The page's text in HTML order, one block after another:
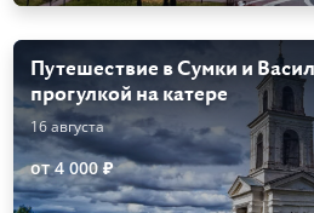
Путешествие в Сумки и
прогулкой на катере
16 августа
от 4 000 ₽